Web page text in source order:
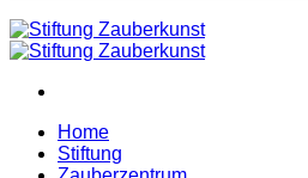
Home
Stiftung